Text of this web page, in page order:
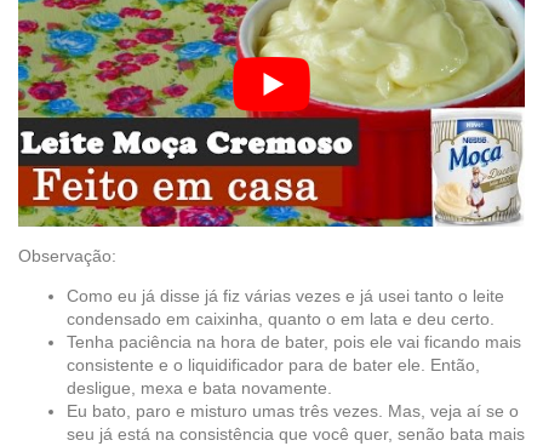
Observação:
Como eu já disse já fiz várias vezes e já usei tanto o leite
condensado em caixinha, quanto o em lata e deu certo.
Tenha paciência na hora de bater, pois ele vai ficando mais
consistente e o liquidificador para de bater ele. Então,
desligue, mexa e bata novamente.
Eu bato, paro e misturo umas três vezes. Mas, veja aí se o
seu já está na consistência que você quer, senão bata mais